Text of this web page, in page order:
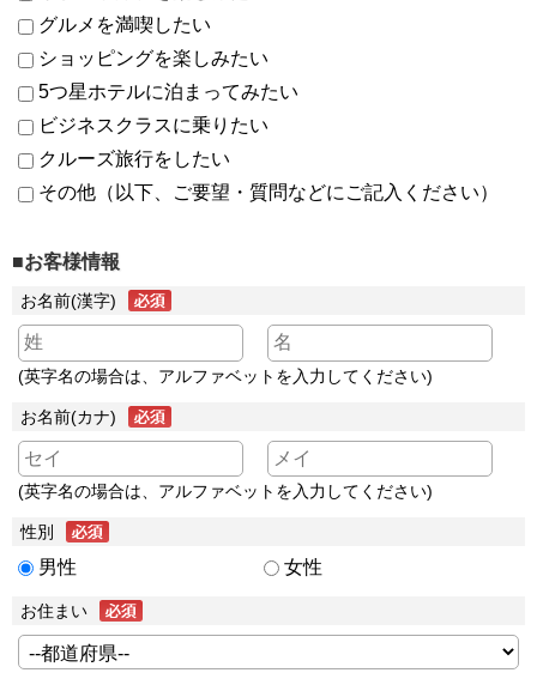
グルメを満喫したい
ショッピングを楽しみたい
5つ星ホテルに泊まってみたい
ビジネスクラスに乗りたい
クルーズ旅行をしたい
その他（以下、ご要望・質問などにご記入ください）
■お客様情報
お名前(漢字)
(英字名の場合は、アルファベットを入力してください)
お名前(カナ)
(英字名の場合は、アルファベットを入力してください)
性別
男性 女性
お住まい